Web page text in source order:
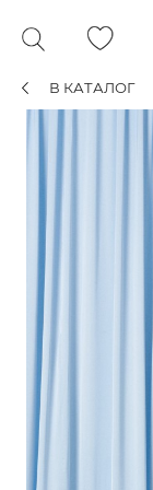
В КАТАЛОГ